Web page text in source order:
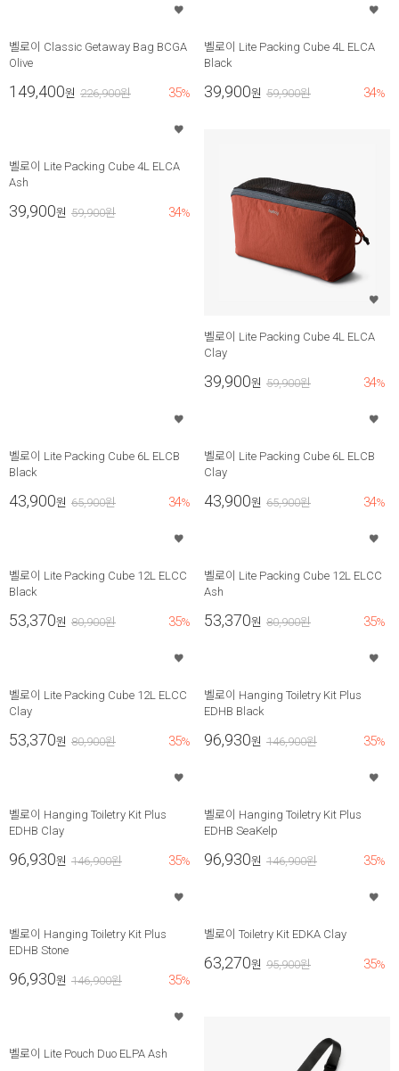
벨로이 Classic Getaway Bag BCGA
Olive
149,400원 226,900원 35%
벨로이 Lite Packing Cube 4L ELCA
Black
39,900원 59,900원 34%
벨로이 Lite Packing Cube 4L ELCA
Ash
39,900원 59,900원 34%
벨로이 Lite Packing Cube 4L ELCA
Clay
39,900원 59,900원 34%
벨로이 Lite Packing Cube 6L ELCB
Black
43,900원 65,900원 34%
벨로이 Lite Packing Cube 6L ELCB
Clay
43,900원 65,900원 34%
벨로이 Lite Packing Cube 12L ELCC
Black
53,370원 80,900원 35%
벨로이 Lite Packing Cube 12L ELCC
Ash
53,370원 80,900원 35%
벨로이 Lite Packing Cube 12L ELCC
Clay
53,370원 80,900원 35%
벨로이 Hanging Toiletry Kit Plus
EDHB Black
96,930원 146,900원 35%
벨로이 Hanging Toiletry Kit Plus
EDHB Clay
96,930원 146,900원 35%
벨로이 Hanging Toiletry Kit Plus
EDHB SeaKelp
96,930원 146,900원 35%
벨로이 Hanging Toiletry Kit Plus
EDHB Stone
96,930원 146,900원 35%
벨로이 Toiletry Kit EDKA Clay
63,270원 95,900원 35%
벨로이 Lite Pouch Duo ELPA Ash